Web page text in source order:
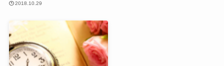
2018.10.29